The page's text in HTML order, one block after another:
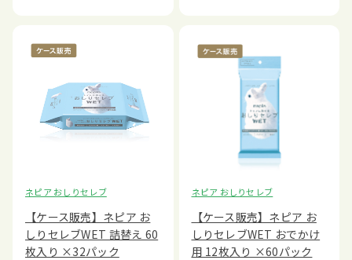
ネピア おしりセレブ
【ケース販売】ネピア お
しりセレブWET 詰替え 60
枚入り ×32パック
ネピア おしりセレブ
【ケース販売】ネピア お
しりセレブWET おでかけ
用 12枚入り ×60パック